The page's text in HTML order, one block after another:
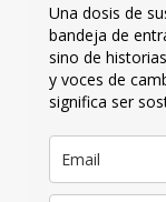
Una dosis de
bandeja de
sino de
y voces de
significa ser